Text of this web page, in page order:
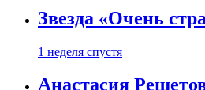
Звезда «Очень
1 неделя спустя
Анастасия